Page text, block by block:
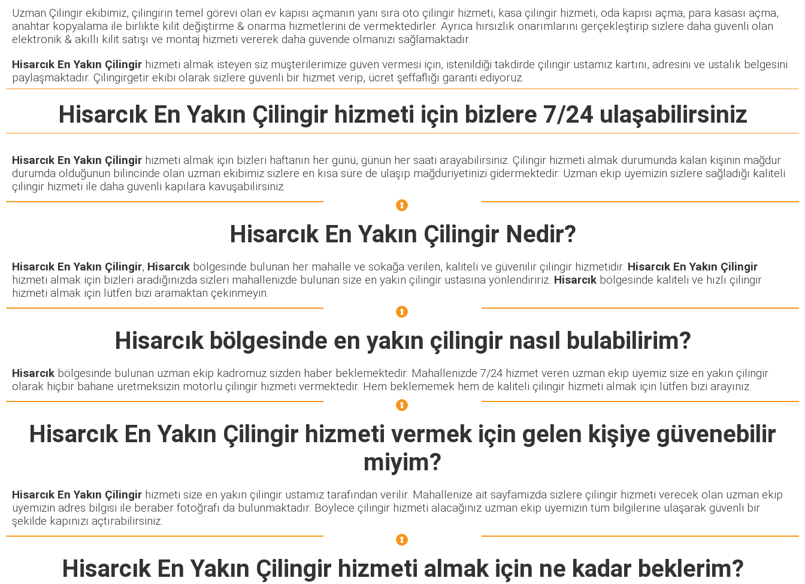
Uzman Çilingir ekibimiz, çilingirin temel görevi olan ev kapısı açmanın yanı sıra oto çilingir hizmeti, kasa çilingir hizmeti, oda kapısı açma, para kasası açma,
anahtar kopyalama ile birlikte kilit değiştirme & onarma hizmetlerini de vermektedirler. Ayrıca hırsızlık onarımlarını gerçekleştirip sizlere daha güvenli olan
elektronik & akıllı kilit satışı ve montaj hizmeti vererek daha güvende olmanızı sağlamaktadır.
Hisarcık En Yakın Çilingir hizmeti almak isteyen siz müşterilerimize güven vermesi için, istenildiği takdirde çilingir ustamız kartını, adresini ve ustalık belgesini
paylaşmaktadır. Çilingirgetir ekibi olarak sizlere güvenli bir hizmet verip, ücret şeffaflığı garanti ediyoruz.
Hisarcık En Yakın Çilingir hizmeti için bizlere 7/24 ulaşabilirsiniz
Hisarcık En Yakın Çilingir hizmeti almak için bizleri haftanın her günü, günün her saati arayabilirsiniz. Çilingir hizmeti almak durumunda kalan kişinin mağdur
durumda olduğunun bilincinde olan uzman ekibimiz sizlere en kısa süre de ulaşıp mağduriyetinizi gidermektedir. Uzman ekip üyemizin sizlere sağladığı kaliteli
çilingir hizmeti ile daha güvenli kapılara kavuşabilirsiniz.
Hisarcık En Yakın Çilingir Nedir?
Hisarcık En Yakın Çilingir, Hisarcık bölgesinde bulunan her mahalle ve sokağa verilen, kaliteli ve güvenilir çilingir hizmetidir. Hisarcık En Yakın Çilingir
hizmeti almak için bizleri aradığınızda sizleri mahallenizde bulunan size en yakın çilingir ustasına yönlendiririz. Hisarcık bölgesinde kaliteli ve hızlı çilingir
hizmeti almak için lütfen bizi aramaktan çekinmeyin.
Hisarcıkbölgesinde en yakın çilingir nasıl bulabilirim?
Hisarcık bölgesinde bulunan uzman ekip kadromuz sizden haber beklemektedir. Mahallenizde 7/24 hizmet veren uzman ekip üyemiz size en yakın çilingir
olarak hiçbir bahane üretmeksizin motorlu çilingir hizmeti vermektedir. Hem beklememek hem de kaliteli çilingir hizmeti almak için lütfen bizi arayınız.
Hisarcık En Yakın Çilingir hizmeti vermek için gelen kişiye güvenebilir
miyim?
Hisarcık En Yakın Çilingir hizmeti size en yakın çilingir ustamız tarafından verilir. Mahallenize ait sayfamızda sizlere çilingir hizmeti verecek olan uzman ekip
üyemizin adres bilgisi ile beraber fotoğrafı da bulunmaktadır. Böylece çilingir hizmeti alacağınız uzman ekip üyemizin tüm bilgilerine ulaşarak güvenli bir
şekilde kapınızı açtırabilirsiniz.
Hisarcık En Yakın Çilingir hizmeti almak için ne kadar beklerim?